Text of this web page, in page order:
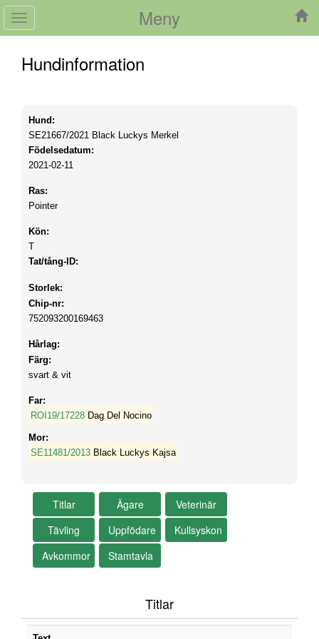
Meny
Toggle
navigation
Hundinformation
Hund:
SE21667/2021 Black Luckys Merkel
Födelsedatum:
2021-02-11
Ras:
Pointer
Kön:
T
Tat/tång-ID:
Storlek:
Chip-nr:
752093200169463
Hårlag:
Färg:
svart & vit
Far:
ROI19/17228 Dag Del Nocino
Mor:
SE11481/2013 Black Luckys Kajsa
Titlar